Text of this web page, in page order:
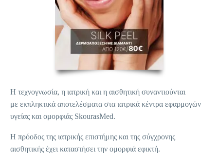
Η τεχνογνωσία, η ιατρική και η αισθητική συναντιούνται
με εκπληκτικά αποτελέσματα στα ιατρικά κέντρα εφαρμογών
υγείας και ομορφιάς SkourasMed.
Η πρόοδος της ιατρικής επιστήμης και της σύγχρονης
αισθητικής έχει καταστήσει την ομορφιά εφικτή.